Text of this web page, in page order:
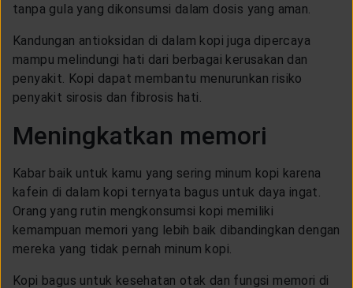
tanpa gula yang dikonsumsi dalam dosis yang aman.
Kandungan antioksidan di dalam kopi juga dipercaya
mampu melindungi hati dari berbagai kerusakan dan
penyakit. Kopi dapat membantu menurunkan risiko
penyakit sirosis dan fibrosis hati.
Meningkatkan memori
Kabar baik untuk kamu yang sering minum kopi karena
kafein di dalam kopi ternyata bagus untuk daya ingat.
Orang yang rutin mengkonsumsi kopi memiliki
kemampuan memori yang lebih baik dibandingkan dengan
mereka yang tidak pernah minum kopi.
Kopi bagus untuk kesehatan otak dan fungsi memori di
EVENTS
KEAGENAN